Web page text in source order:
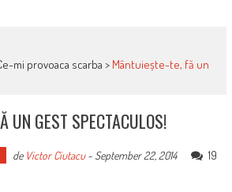
mi provoaca scarba > Mântuiește-te, fă un
UN GEST SPECTACULOS!
de Victor Ciutacu- September 22, 2014
19